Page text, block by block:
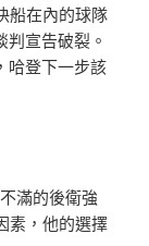
船在內的球隊
宣告破裂。
哈登下一步該
滿的後衛強
素，他的選擇